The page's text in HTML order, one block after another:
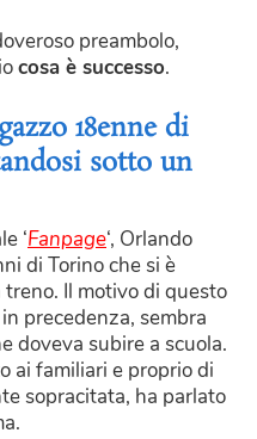
preambolo,
cosa è successo.
18enne di
sotto un
‘Fanpage‘, Orlando
di Torino che si è
Il motivo di questo
precedenza, sembra
doveva subire a scuola.
ai familiari e proprio di
sopracitata, ha parlato